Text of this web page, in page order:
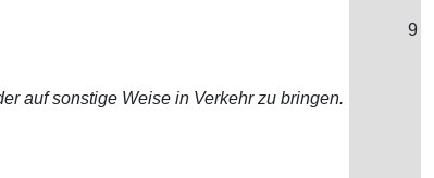
auf sonstige Weise in Verkehr zu bringen.
9